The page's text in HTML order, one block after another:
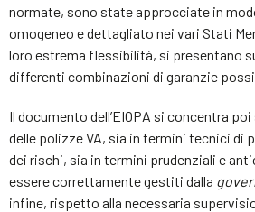
normate, sono state approcciate in
omogeneo e dettagliato nei vari Stati
loro estrema flessibilità, si presentano
differenti combinazioni di garanzie
Il documento dell’EIOPA si concentra
delle polizze VA, sia in termini tecnici di
dei rischi, sia in termini prudenziali e
essere correttamente gestiti dalla
infine, rispetto alla necessaria